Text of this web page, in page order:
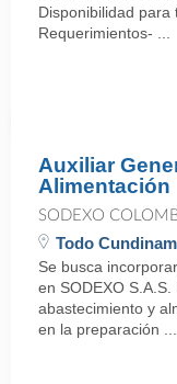
Disponibilidad
Requerimientos- ...
Auxiliar
Alimentación
SODEXO
Todo
Se busca
en SODEXO
abastecimiento y
en la preparación ...